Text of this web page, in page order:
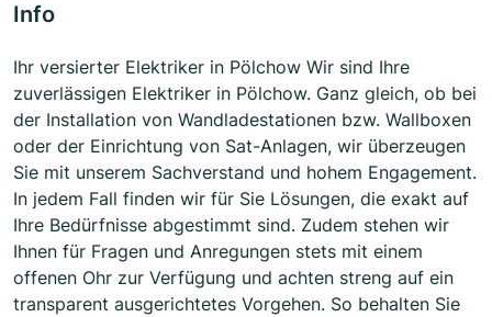
Info
Ihr versierter Elektriker in Pölchow Wir sind Ihre
zuverlässigen Elektriker in Pölchow. Ganz gleich, ob bei
der Installation von Wandladestationen bzw. Wallboxen
oder der Einrichtung von Sat-Anlagen, wir überzeugen
Sie mit unserem Sachverstand und hohem Engagement.
In jedem Fall finden wir für Sie Lösungen, die exakt auf
Ihre Bedürfnisse abgestimmt sind. Zudem stehen wir
Ihnen für Fragen und Anregungen stets mit einem
offenen Ohr zur Verfügung und achten streng auf ein
transparent ausgerichtetes Vorgehen. So behalten Sie